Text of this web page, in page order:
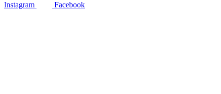
Instagram Facebook